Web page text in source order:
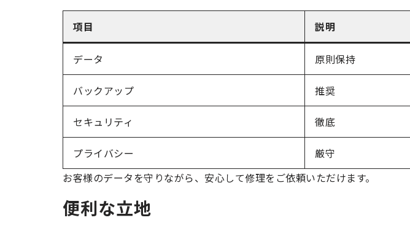
項目 説明
データ 原則保持
バックアップ 推奨
セキュリティ 徹底
プライバシー
厳守
お客様のデータを守りながら、安心して修理をご依頼いただけます。
便利な立地